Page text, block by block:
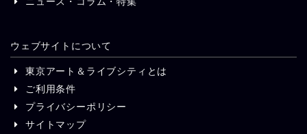
ウェブサイトについて
東京アート＆ライブシティとは
ご利用条件
プライバシーポリシー
サイトマップ